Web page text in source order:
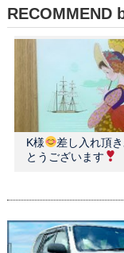
RECOMMEND
K様
差し入れ頂
とうございます